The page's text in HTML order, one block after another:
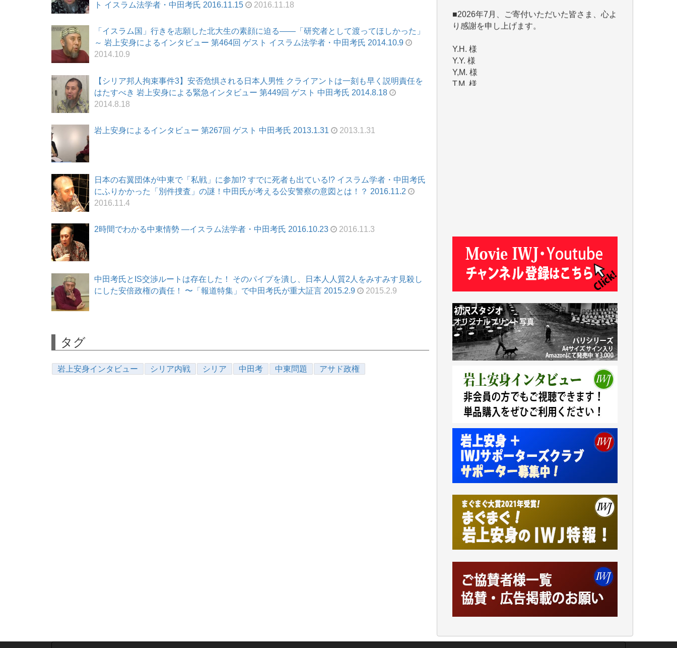
ト イスラム法学者・中田考氏 2016.11.15
2016.11.18
「イスラム国」行きを志願した北大生の素顔に迫る――「研究者として渡ってほしかった」
～ 岩上安身によるインタビュー 第464回 ゲスト イスラム法学者・中田考氏 2014.10.9
2014.10.9
【シリア邦人拘束事件3】安否危惧される日本人男性 クライアントは一刻も早く説明責任を
はたすべき 岩上安身による緊急インタビュー 第449回 ゲスト 中田考氏 2014.8.18
2014.8.18
岩上安身によるインタビュー 第267回 ゲスト 中田考氏 2013.1.31 2013.1.31
日本の右翼団体が中東で「私戦」に参加!? すでに死者も出ている!? イスラム学者・中田考氏
にふりかかった「別件捜査」の謎！中田氏が考える公安警察の意図とは！？ 2016.11.2
2016.11.4
2時間でわかる中東情勢 ―イスラム法学者・中田考氏 2016.10.23 2016.11.3
中田考氏とIS交渉ルートは存在した！ そのパイプを潰し、日本人人質2人をみすみす見殺し
にした安倍政権の責任！ 〜「報道特集」で中田考氏が重大証言 2015.2.9
2015.2.9
タグ
岩上安身インタビュー シリア内戦 シリア 中田考 中東問題 アサド政権
Y.H. 様
Y,M. 様
T.M. 様
マツモト ヤスアキ 様
マシオン 恵美香 様
Y.T. 様
T.K. 様
ASAKO TAKAESU 様
マシオン恵美香 様
吉住俊昭 様
徳山匡 様
金 盛起 様
塩川 晃平 様
松本益美 様
及川昭男 様
岩井祐子 様
藤田英之 様
藤岡比左志 様
小池説夫 様
アオキカナメ 様
諸般の事情によりIWJ会費払えず今は非会員
です。市民側に立つ講演会にIWJのカメラマ
ンをよく拝見しております。コンテンツが失
われるのはあまりにもったいない。少しでも
お役立てください。（H.O.様）
今日、僅かですがカンパしました。（T.M.
様）
今日、僅かですがカンパしました。IWJの危
機を乗り切るには到底及ばない額ですが病気
の妻を抱えている私にとっては精一杯のカン
ューは大袈裟ではなく、極めて重要な知的財